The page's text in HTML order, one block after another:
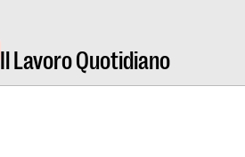
Il Lavoro Quotidiano